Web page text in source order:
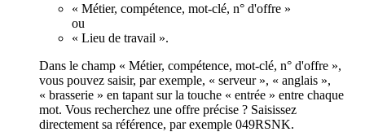
« Métier, compétence, mot-clé, n° d'offre »
ou
« Lieu de travail ».
Dans le champ « Métier, compétence, mot-clé, n° d'offre »,
vous pouvez saisir, par exemple, « serveur », « anglais »,
« brasserie » en tapant sur la touche « entrée » entre chaque
mot. Vous recherchez une offre précise ? Saisissez
directement sa référence, par exemple 049RSNK.